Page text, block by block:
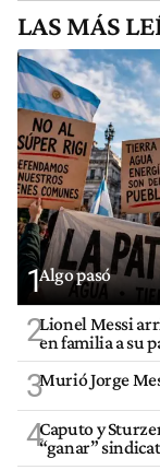
LAS MÁS
1Algo pasó
2Lionel Messi
en familia a su
3Murió Jorge
4Caputo y
“ganar”